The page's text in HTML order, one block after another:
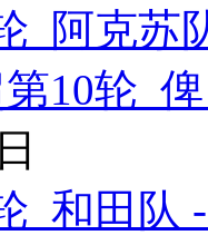
阿克苏
10轮
和田队